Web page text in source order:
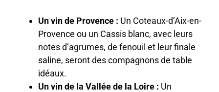
Un vin de Provence : Un Coteaux-d’Aix-en-
Provence ou un Cassis blanc, avec leurs
notes d’agrumes, de fenouil et leur finale
saline, seront des compagnons de table
idéaux.
Un vin de la Vallée de la Loire : Un